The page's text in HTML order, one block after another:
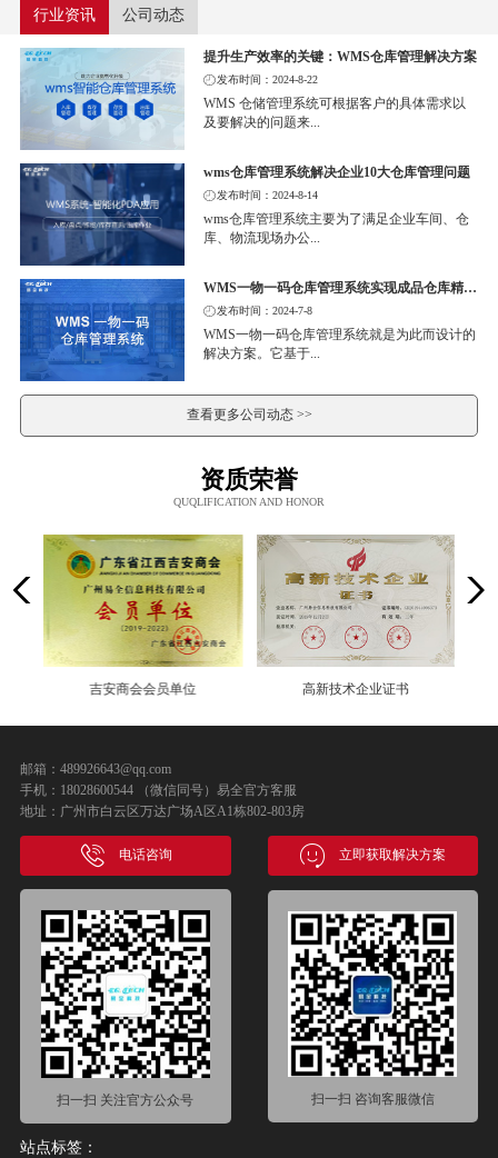
行业资讯 公司动态
提升生产效率的关键：WMS仓库管理解决方案
发布时间：2024-8-22
WMS 仓储管理系统可根据客户的具体需求以
及要解决的问题来...
wms仓库管理系统解决企业10大仓库管理问题
发布时间：2024-8-14
wms仓库管理系统主要为了满足企业车间、仓
库、物流现场办公...
WMS一物一码仓库管理系统实现成品仓库精细化管理
发布时间：2024-7-8
WMS一物一码仓库管理系统就是为此而设计的
解决方案。它基于...
查看更多公司动态 >>
资质荣誉
QUQLIFICATION AND HONOR
高新技术企业证书 易全软件登记证书
邮箱：489926643@qq.com
手机：18028600544 （微信同号）易全官方客服
地址：广州市白云区万达广场A区A1栋802-803房
电话咨询 立即获取解决方案
扫一扫 关注官方公众号 扫一扫 咨询客服微信
站点标签：